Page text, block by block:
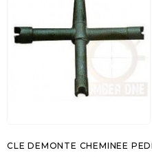
CLE DEMONTE CHEMINEE